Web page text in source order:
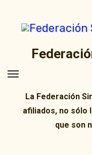
contenido
La Federación
afiliados, no sólo
que son